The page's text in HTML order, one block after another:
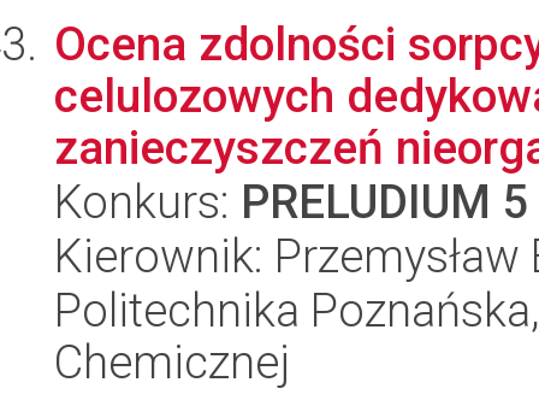
Ocena zdolności
celulozowych
zanieczyszczeń
Konkurs: PRELUDIUM 5
Kierownik: Przemysław
Politechnika
Chemicznej